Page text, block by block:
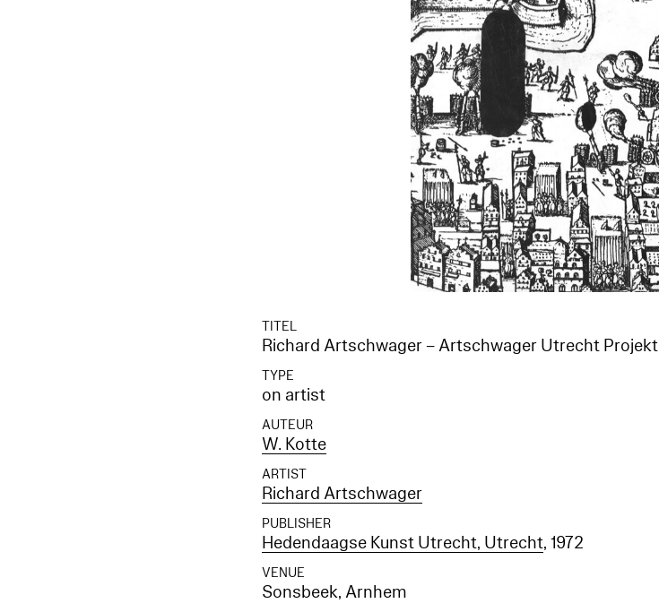
TITEL
Richard Artschwager – Artschwager Utrecht Projekt
TYPE
on artist
AUTEUR
W. Kotte
ARTIST
Richard Artschwager
PUBLISHER
Hedendaagse Kunst Utrecht, Utrecht, 1972
VENUE
Sonsbeek, Arnhem